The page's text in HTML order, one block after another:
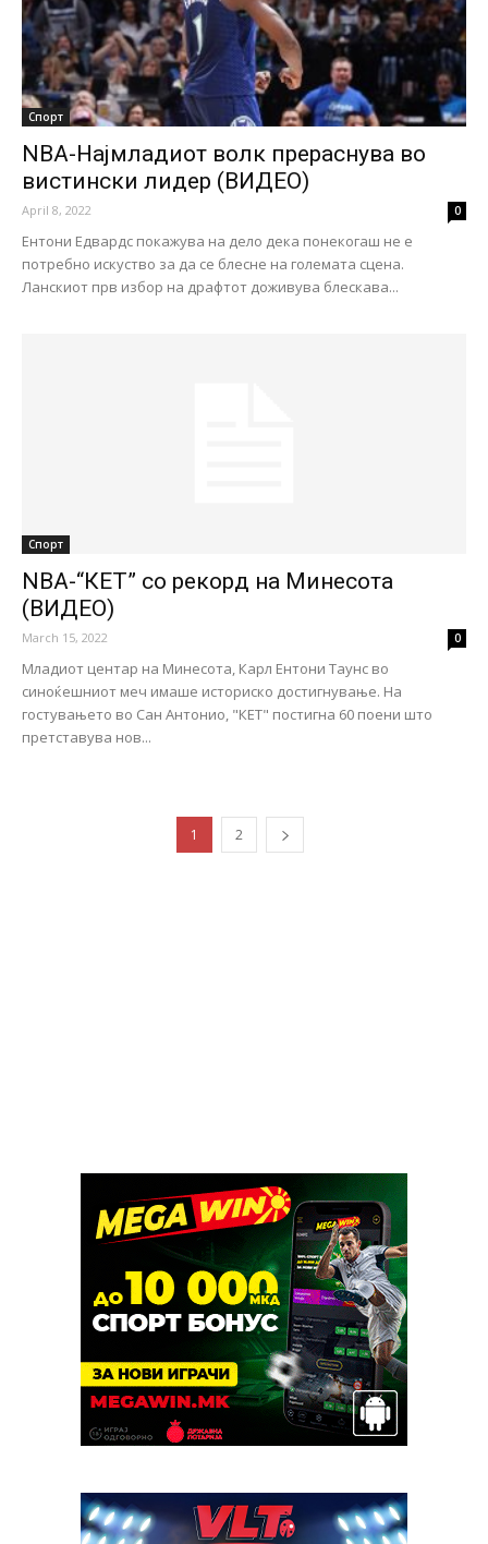
Спорт
NBA-Најмладиот волк прераснува во
вистински лидер (ВИДЕО)
April 8, 2022 0
Ентони Едвардс покажува на дело дека понекогаш не е
потребно искуство за да се блесне на големата сцена.
Ланскиот прв избор на драфтот доживува блескава...
Спорт
NBA-“КЕТ” со рекорд на Минесота
(ВИДЕО)
March 15, 2022 0
Младиот центар на Минесота, Карл Ентони Таунс во
синоќешниот меч имаше историско достигнување. На
гостувањето во Сан Антонио, "КЕТ" постигна 60 поени што
претставува нов...
1 2